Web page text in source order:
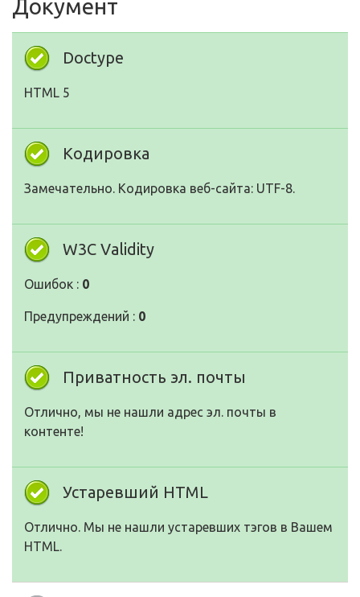
Документ
Doctype
HTML 5
Кодировка
Замечательно. Кодировка веб-сайта: UTF-8.
W3C Validity
Ошибок : 0
Предупреждений : 0
Приватность эл. почты
Отлично, мы не нашли адрес эл. почты в
контенте!
Устаревший HTML
Отлично. Мы не нашли устаревших тэгов в Вашем
HTML.